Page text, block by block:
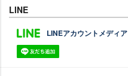
LINE
LINEアカウントメディア